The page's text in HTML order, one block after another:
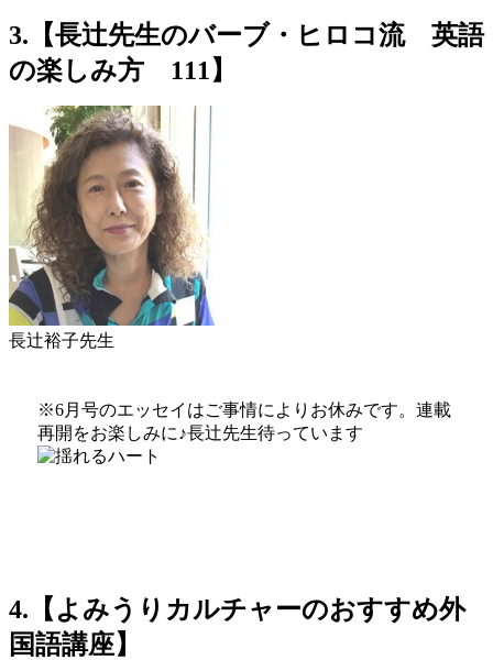
3.【長辻先生のバーブ・ヒロコ流 英語
の楽しみ方 111】
長辻裕子先生
※6月号のエッセイはご事情によりお休みです。連載
再開をお楽しみに♪長辻先生待っています
4.【よみうりカルチャーのおすすめ外
国語講座】